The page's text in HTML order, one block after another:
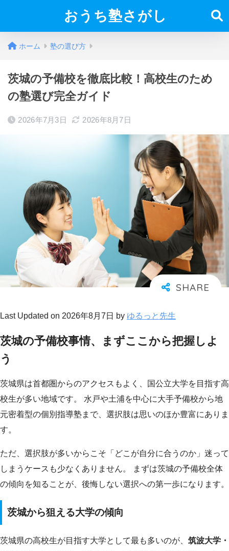
おうち塾さがし
ホーム 塾の選び方
茨城の予備校を徹底比較！高校生のため
の塾選び完全ガイド
2026年7月3日 2026年8月7日
Last Updated on 2026年8月7日 by ゆるっと先生
茨城の予備校事情、まずここから把握しよ
う
茨城県は首都圏からのアクセスもよく、国公立大学を目指す高
校生が多い地域です。 水戸や土浦を中心に大手予備校から地
元密着型の個別指導塾まで、選択肢は思いのほか豊富にありま
す。
ただ、選択肢が多いからこそ「どこが自分に合うのか」迷って
しまうケースも少なくありません。 まずは茨城の予備校全体
の傾向を知ることが、後悔しない選択への第一歩になります。
茨城から狙える大学の傾向
茨城県の高校生が目指す大学として最も多いのが、 筑波大学・